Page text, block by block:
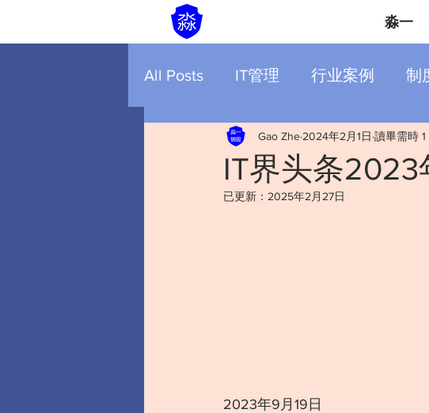
淼一
All Posts IT管理 行业案例 制
IT界头条2023
Gao Zhe 2024年2月1日 讀畢需時 1
已更新： 2025年2月27日
2023年9月19日